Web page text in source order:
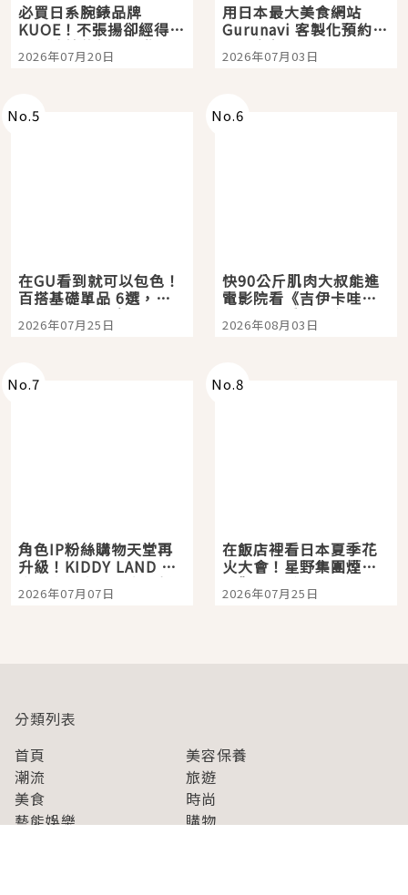
必買日系腕錶品牌
KUOE！不張揚卻經得起
時間洗鍊的經典之作五
選
2026年07月20日
用日本最大美食網站
Gurunavi 客製化預約九
大都市餐廳，打造專屬
美食體驗！
2026年07月03日
No.5
在GU看到就可以包色！
百搭基礎單品 6選，閉
眼全收也不心疼
2026年07月25日
No.6
快90公斤肌肉大叔能進
電影院看《吉伊卡哇》
嗎？日本重金屬樂團
「打首」會長與nagano
2026年08月03日
No.7
角色IP粉絲購物天堂再
升級！KIDDY LAND 原
宿店吉伊卡哇迎客，新
開幕 OMOKADO 店3分
2026年07月07日
No.8
在飯店裡看日本夏季花
火大會！星野集團煙火
景觀飯店6選，讓你不用
人擠人悠閒欣賞
2026年07月25日
分類列表
首頁
美容保養
潮流
旅遊
美食
時尚
藝能娛樂
購物